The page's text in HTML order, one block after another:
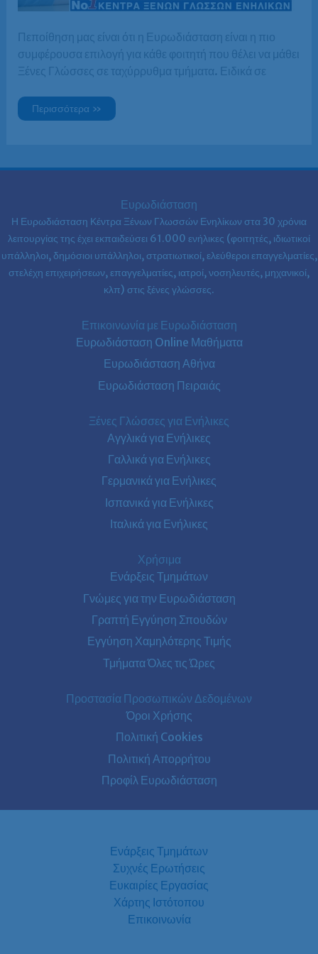
Πεποίθηση μας είναι ότι η Ευρωδιάσταση είναι η πιο
συμφέρουσα επιλογή για κάθε φοιτητή που θέλει να μάθει
Ξένες Γλώσσες σε ταχύρρυθμα τμήματα. Ειδικά σε
Ξένες
Γλώσσες
Φοιτητικά
Ευρωδιάσταση,
με
ευέλικτα
ωράρια
και…
φοιτητικές
τιμές
Περισσότερα »
Ευρωδιάσταση
Η Ευρωδιάσταση Κέντρα Ξένων Γλωσσών Ενηλίκων στα 30 χρόνια
λειτουργίας της έχει εκπαιδεύσει 61.000 ενήλικες (φοιτητές, ιδιωτικοί
υπάλληλοι, δημόσιοι υπάλληλοι, στρατιωτικοί, ελεύθεροι επαγγελματίες,
στελέχη επιχειρήσεων, επαγγελματίες, ιατροί, νοσηλευτές, μηχανικοί,
κλπ) στις ξένες γλώσσες.
Επικοινωνία με Ευρωδιάσταση
Ευρωδιάσταση Online Μαθήματα
Ευρωδιάσταση Αθήνα
Ευρωδιάσταση Πειραιάς
Ξένες Γλώσσες για Ενήλικες
Αγγλικά για Ενήλικες
Γαλλικά για Ενήλικες
Γερμανικά για Ενήλικες
Ισπανικά για Ενήλικες
Ιταλικά για Ενήλικες
Χρήσιμα
Ενάρξεις Τμημάτων
Γνώμες για την Ευρωδιάσταση
Γραπτή Εγγύηση Σπουδών
Εγγύηση Χαμηλότερης Τιμής
Τμήματα Όλες τις Ώρες
Προστασία Προσωπικών Δεδομένων
Όροι Χρήσης
Πολιτική Cookies
Πολιτική Απορρήτου
Προφίλ Ευρωδιάσταση
Ενάρξεις Τμημάτων
Συχνές Ερωτήσεις
Ευκαιρίες Εργασίας
Χάρτης Ιστότοπου
Επικοινωνία